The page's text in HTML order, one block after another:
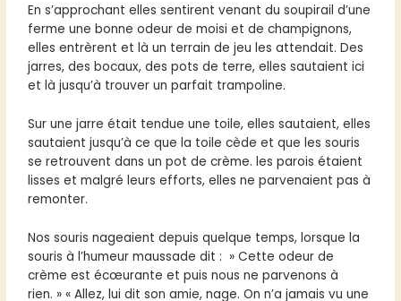
En s’approchant elles sentirent venant du soupirail d’une
ferme une bonne odeur de moisi et de champignons,
elles entrèrent et là un terrain de jeu les attendait. Des
jarres, des bocaux, des pots de terre, elles sautaient ici
et là jusqu’à trouver un parfait trampoline.
Sur une jarre était tendue une toile, elles sautaient, elles
sautaient jusqu’à ce que la toile cède et que les souris
se retrouvent dans un pot de crème. les parois étaient
lisses et malgré leurs efforts, elles ne parvenaient pas à
remonter.
Nos souris nageaient depuis quelque temps, lorsque la
souris à l’humeur maussade dit : » Cette odeur de
crème est écœurante et puis nous ne parvenons à
rien. » « Allez, lui dit son amie, nage. On n’a jamais vu une